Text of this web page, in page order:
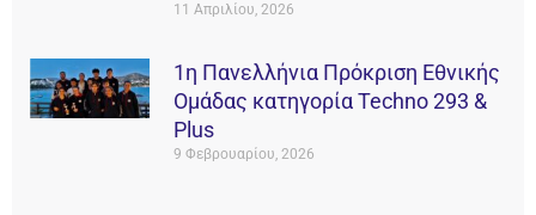
11 Απριλίου, 2026
1η Πανελλήνια Πρόκριση Εθνικής
Ομάδας κατηγορία Techno 293 &
Plus
9 Φεβρουαρίου, 2026